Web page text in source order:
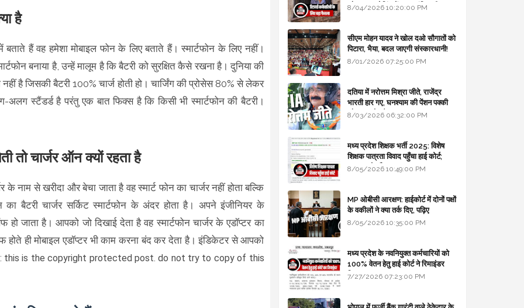
है
बताते हैं वह हमेशा मोबाइल फोन के लिए बताते हैं। स्मार्टफोन के लिए नहीं।
बनाया है, उन्हें मालूम है कि बैटरी को सुरक्षित कैसे रखना है। दुनिया की
है जिसकी बैटरी 100% चार्ज होती हो। चार्जिंग की प्रोसेस 80% से लेकर
स्टैंडर्ड है परंतु एक बात फिक्स है कि किसी भी स्मार्टफोन की बैटरी।
तो चार्जर ऑन क्यों रहता है
नाम से खरीदा और बेचा जाता है वह स्मार्ट फोन का चार्जर नहीं होता बल्कि
का बैटरी चार्जर सर्किट स्मार्टफोन के अंदर होता है। अपने इंजीनियर के
है। आपको जो दिखाई देता है वह स्मार्टफोन चार्जर के एडॉप्टर का
होते ही मोबाइल एडॉप्टर भी काम करना बंद कर देता है। इंडिकेटर से आपको
this is the copyright protected post. do not try to copy of this
और बजट कोडिंग में हुए क्रांतिकारी
8/04/2026 10:20:00 PM
सीएम मोहन यादव ने खोल दओ सौगातों को
पिटारा, भैया, बदल जाएगी संस्कारधानी!
8/01/2026 07:25:00 PM
दतिया में नरोत्तम मिश्रा जीते, राजेंद्र
भारती हार गए, घनश्याम की पेंशन पक्की
और आशुतोष बैक टू...
8/03/2026 06:32:00 PM
मध्य प्रदेश शिक्षक भर्ती 2025: विशेष
शिक्षक पात्रता विवाद पहुँचा हाई कोर्ट;
सरकार से माँगा जवाब
8/05/2026 10:49:00 PM
MP ओबीसी आरक्षण: हाईकोर्ट में दोनों पक्षों
के वकीलों ने क्या तर्क दिए, पढ़िए
8/05/2026 10:35:00 PM
मध्य प्रदेश के नवनियुक्त कर्मचारियों को
100% वेतन हेतु हाई कोर्ट ने रिमाइंडर
लिखा
7/27/2026 07:23:00 PM